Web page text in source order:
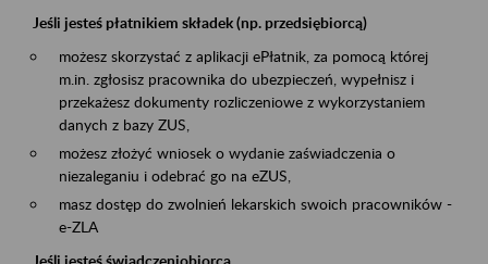
Jeśli jesteś płatnikiem składek (np. przedsiębiorcą)
możesz skorzystać z aplikacji ePłatnik, za pomocą której
m.in. zgłosisz pracownika do ubezpieczeń, wypełnisz i
przekażesz dokumenty rozliczeniowe z wykorzystaniem
danych z bazy ZUS,
możesz złożyć wniosek o wydanie zaświadczenia o
niezaleganiu i odebrać go na eZUS,
masz dostęp do zwolnień lekarskich swoich pracowników -
e-ZLA